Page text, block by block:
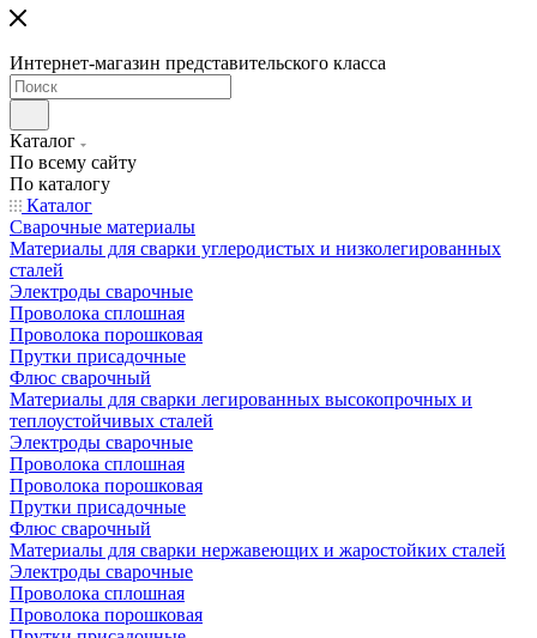
Интернет-магазин представительского класса
Каталог
По всему сайту
По каталогу
Каталог
Сварочные материалы
Материалы для сварки углеродистых и низколегированных
сталей
Электроды сварочные
Проволока сплошная
Проволока порошковая
Прутки присадочные
Флюс сварочный
Материалы для сварки легированных высокопрочных и
теплоустойчивых сталей
Электроды сварочные
Проволока сплошная
Проволока порошковая
Прутки присадочные
Флюс сварочный
Материалы для сварки нержавеющих и жаростойких сталей
Электроды сварочные
Проволока сплошная
Проволока порошковая